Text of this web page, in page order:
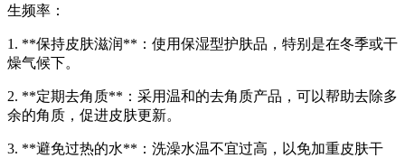
生频率：
1. **保持皮肤滋润**：使用保湿型护肤品，特别是在冬季或干
燥气候下。
2. **定期去角质**：采用温和的去角质产品，可以帮助去除多
余的角质，促进皮肤更新。
3. **避免过热的水**：洗澡水温不宜过高，以免加重皮肤干